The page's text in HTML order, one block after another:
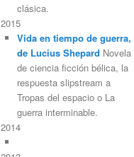
clásica.
2015
Vida en tiempo de guerra,
de Lucius Shepard Novela
de ciencia ficción bélica, la
respuesta slipstream a
Tropas del espacio o La
guerra interminable.
2014